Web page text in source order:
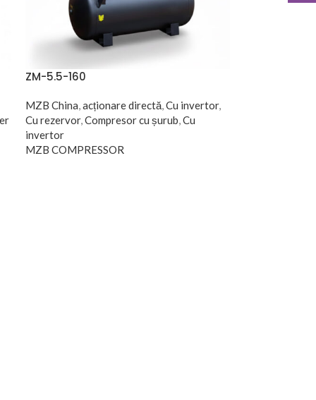
ZM-5.5-160
MZB China,acționare directă,Cu invertor,
Cu rezervor,Compresor cu șurub,Cu
invertor
MZB COMPRESSOR